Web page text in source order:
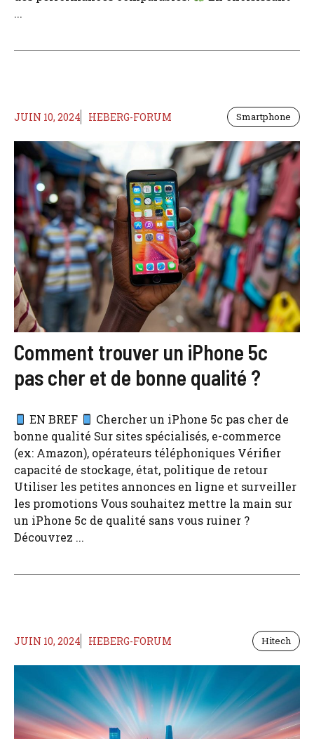
...
JUIN 10, 2024 HEBERG-FORUM Smartphone
Comment trouver un iPhone 5c
pas cher et de bonne qualité ?
EN BREF
Chercher un iPhone 5c pas cher de
bonne qualité Sur sites spécialisés, e-commerce
(ex: Amazon), opérateurs téléphoniques Vérifier
capacité de stockage, état, politique de retour
Utiliser les petites annonces en ligne et surveiller
les promotions Vous souhaitez mettre la main sur
un iPhone 5c de qualité sans vous ruiner ?
Découvrez ...
JUIN 10, 2024 HEBERG-FORUM Hitech